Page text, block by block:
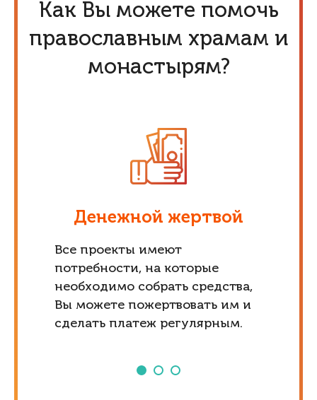
Как Вы можете помочь
православным храмам и
монастырям?
Денежной жертвой
Все проекты имеют
потребности, на которые
необходимо собрать средства,
Вы можете пожертвовать им и
сделать платеж регулярным.